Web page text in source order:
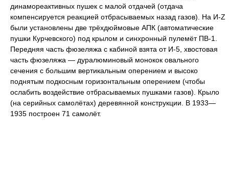
динамореактивных пушек с малой отдачей (отдача
компенсируется реакцией отбрасываемых назад газов). На И-Z
были установлены две трёхдюймовые АПК (автоматические
пушки Курчевского) под крылом и синхронный пулемёт ПВ-1.
Передняя часть фюзеляжа с кабиной взята от И-5, хвостовая
часть фюзеляжа — дуралюминовый монокок овального
сечения с большим вертикальным оперением и высоко
поднятым подкосным горизонтальным оперением (чтобы
ослабить воздействие отбрасываемых пушками газов). Крыло
(на серийных самолётах) деревянной конструкции. В 1933—
1935 построен 71 самолёт.